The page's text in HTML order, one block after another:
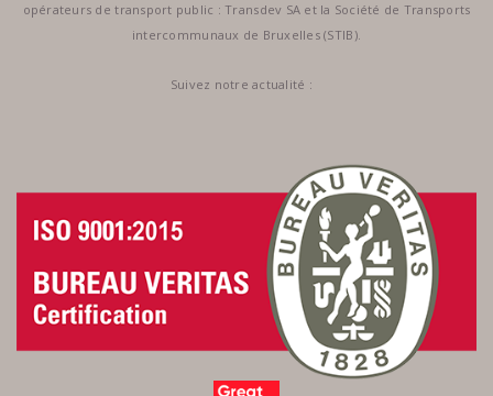
opérateurs de transport public : Transdev SA et la Société de Transports
intercommunaux de Bruxelles (STIB).
Suivez notre actualité :